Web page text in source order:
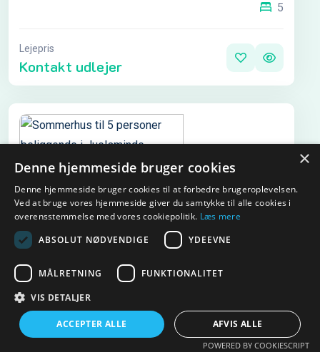
5
Lejepris
Kontakt udlejer
Sommerhus til 5 personer beliggende i
Juelsminde
5
×
Denne hjemmeside bruger cookies
Denne hjemmeside bruger cookies til at forbedre brugeroplevelsen.
Ved at bruge vores hjemmeside giver du samtykke til alle cookies i
overensstemmelse med vores cookiepolitik. Læs mere
ABSOLUT NØDVENDIGE
YDEEVNE
MÅLRETNING FUNKTIONALITET
VIS DETALJER
ACCEPTER ALLE AFVIS ALLE
POWERED BY COOKIESCRIPT